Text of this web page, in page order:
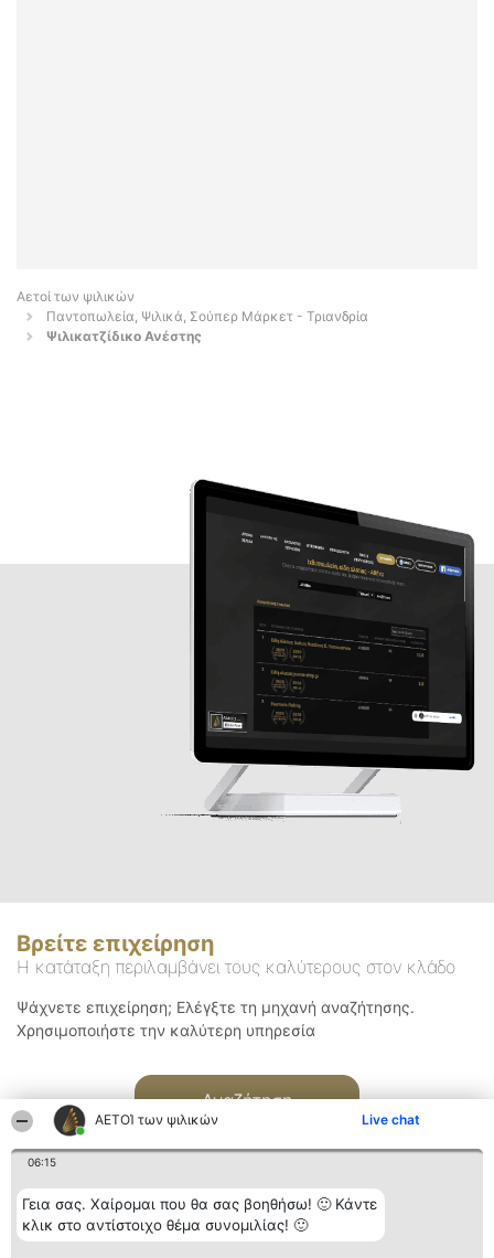
ΑΕΤΟΊ των ψιλικών Live chat
06:15
Γεια σας. Χαίρομαι που θα σας βοηθήσω! 🙂 Κάντε
κλικ στο αντίστοιχο θέμα συνομιλίας! 🙂
Αετοί των ψιλικών
Παντοπωλεία, Ψιλικά, Σούπερ Μάρκετ - Τριανδρία
Ψιλικατζίδικο Ανέστης
Βρείτε επιχείρηση
Η κατάταξη περιλαμβάνει τους καλύτερους στον κλάδο
Ψάχνετε επιχείρηση; Ελέγξτε τη μηχανή αναζήτησης.
Χρησιμοποιήστε την καλύτερη υπηρεσία
Αναζήτηση